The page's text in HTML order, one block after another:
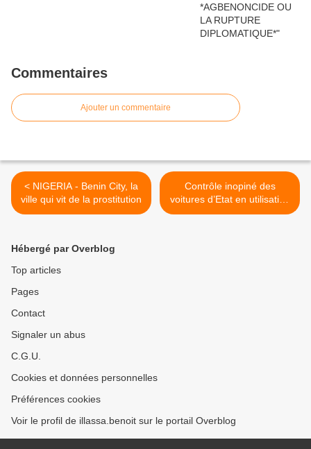
Commentaires
Ajouter un commentaire
< NIGERIA - Benin City, la
ville qui vit de la prostitution
Contrôle inopiné des
voitures d’Etat en utilisation
abusive par le ministère des
Hébergé par Overblog
Top articles
Pages
Contact
Signaler un abus
C.G.U.
Cookies et données personnelles
Préférences cookies
Voir le profil de illassa.benoit sur le portail Overblog